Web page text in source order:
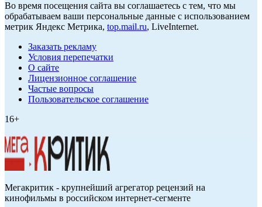
Во время посещения сайта вы соглашаетесь с тем, что мы
обрабатываем ваши персональные данные с использованием
метрик Яндекс Метрика, top.mail.ru, LiveInternet.
Заказать рекламу
Условия перепечатки
О сайте
Лицензионное соглашение
Частые вопросы
Пользовательское соглашение
16+
Мегакритик - крупнейший агрегатор рецензий на
кинофильмы в российском интернет-сегменте